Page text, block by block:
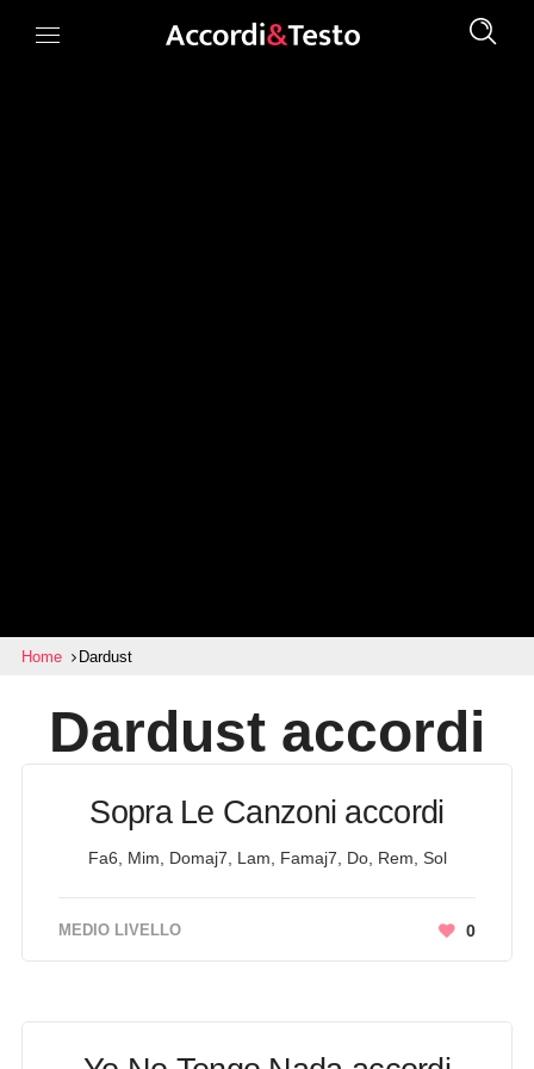
Home Dardust
Dardust accordi
Sopra Le Canzoni accordi
Fa6, Mim, Domaj7, Lam, Famaj7, Do, Rem, Sol
MEDIO LIVELLO 0